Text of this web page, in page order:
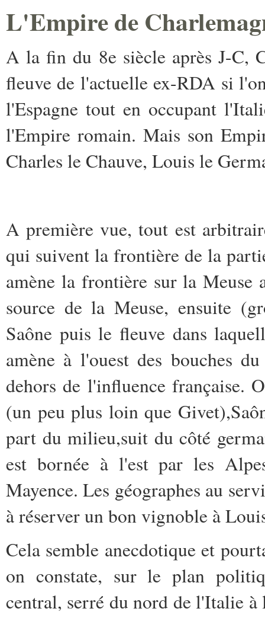
L'Empire de
A la fin du 8e siècle après J-C,
fleuve de l'actuelle ex-RDA si
l'Espagne tout en occupant
l'Empire romain. Mais son
Charles le Chauve, Louis le
A première vue, tout est
qui suivent la frontière de la
amène la frontière sur la
source de la Meuse, ensuite
Saône puis le fleuve dans
amène à l'ouest des bouches
dehors de l'influence française.
(un peu plus loin que
part du milieu,suit du côté
est bornée à l'est par les
Mayence. Les géographes au
à réserver un bon vignoble à
Cela semble anecdotique et
on constate, sur le plan
central, serré du nord de l'Italie